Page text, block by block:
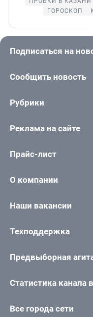
ГОРОСКОП
Подписаться на
Сообщить новость
Рубрики
Реклама на сайте
Прайс-лист
О компании
Наши вакансии
Техподдержка
Предвыборная
Статистика канала
Все города сети